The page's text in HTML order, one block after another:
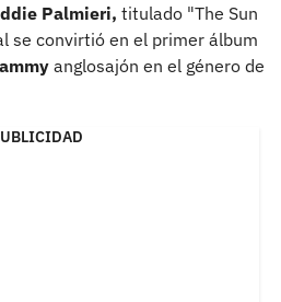
Palmieri, titulado "The Sun
se convirtió en el primer álbum
anglosajón en el género de